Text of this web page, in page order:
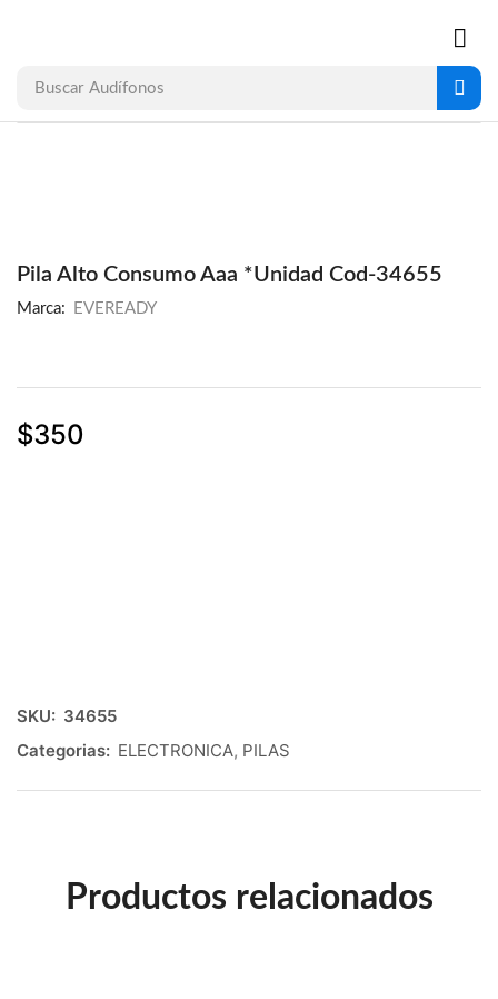
Buscar Audífonos
Pila Alto Consumo Aaa *Unidad Cod-34655
Marca: EVEREADY
$350
SKU: 34655
Categorias: ELECTRONICA, PILAS
Productos relacionados